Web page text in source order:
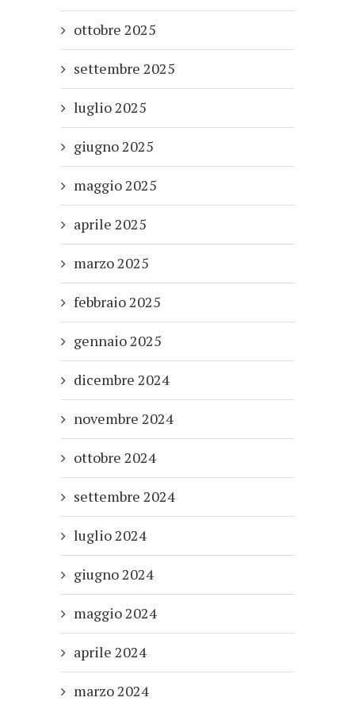
ottobre 2025
settembre 2025
luglio 2025
giugno 2025
maggio 2025
aprile 2025
marzo 2025
febbraio 2025
gennaio 2025
dicembre 2024
novembre 2024
ottobre 2024
settembre 2024
luglio 2024
giugno 2024
maggio 2024
aprile 2024
marzo 2024